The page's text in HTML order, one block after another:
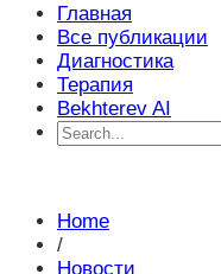
Главная
Все публикации
Диагностика
Терапия
Bekhterev AI
Home
/
Новости